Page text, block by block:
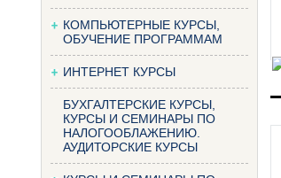
КОМПЬЮТЕРНЫЕ КУРСЫ,
ОБУЧЕНИЕ ПРОГРАММАМ
ИНТЕРНЕТ КУРСЫ
БУХГАЛТЕРСКИЕ КУРСЫ,
КУРСЫ И СЕМИНАРЫ ПО
НАЛОГООБЛАЖЕНИЮ.
АУДИТОРСКИЕ КУРСЫ